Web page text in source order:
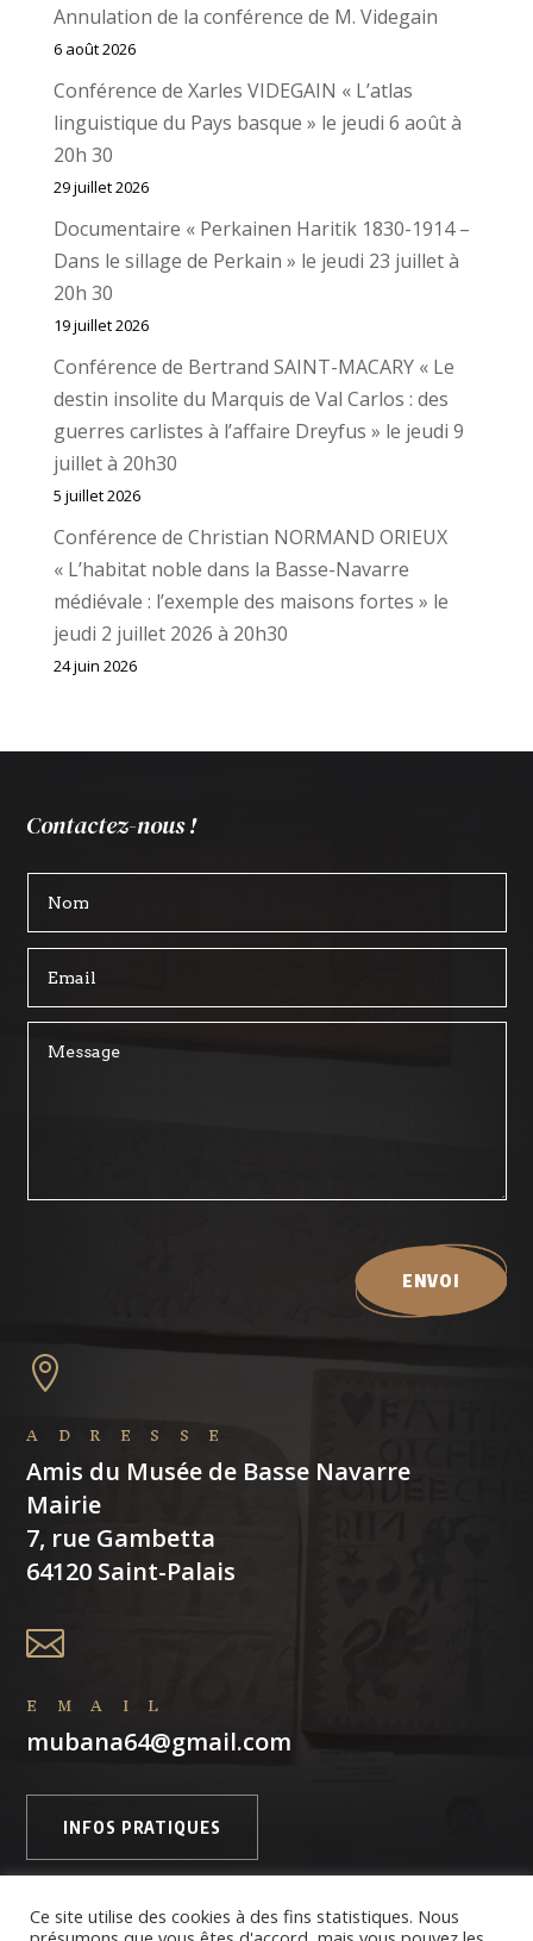
Annulation de la conférence de M. Videgain
6 août 2026
Conférence de Xarles VIDEGAIN « L’atlas
linguistique du Pays basque » le jeudi 6 août à
20h 30
29 juillet 2026
Documentaire « Perkainen Haritik 1830-1914 –
Dans le sillage de Perkain » le jeudi 23 juillet à
20h 30
19 juillet 2026
Conférence de Bertrand SAINT-MACARY « Le
destin insolite du Marquis de Val Carlos : des
guerres carlistes à l’affaire Dreyfus » le jeudi 9
juillet à 20h30
5 juillet 2026
Conférence de Christian NORMAND ORIEUX
« L’habitat noble dans la Basse-Navarre
médiévale : l’exemple des maisons fortes » le
jeudi 2 juillet 2026 à 20h30
24 juin 2026
Contactez-nous !
ENVOI

ADRESSE
Amis du Musée de Basse Navarre
Mairie
7, rue Gambetta
64120 Saint-Palais

EMAIL
mubana64@gmail.com
INFOS PRATIQUES
Ce site utilise des cookies à des fins statistiques. Nous